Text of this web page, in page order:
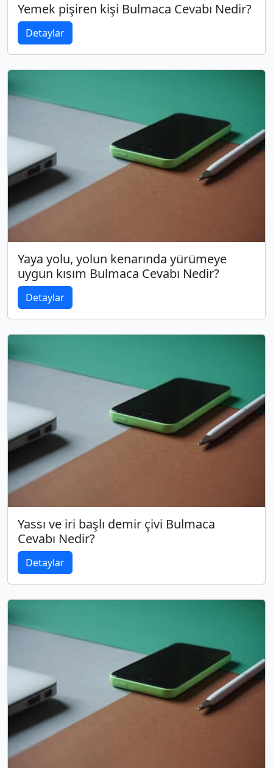
Yemek pişiren kişi Bulmaca Cevabı Nedir?
Detaylar
Yaya yolu, yolun kenarında yürümeye
uygun kısım Bulmaca Cevabı Nedir?
Detaylar
Yassı ve iri başlı demir çivi Bulmaca
Cevabı Nedir?
Detaylar